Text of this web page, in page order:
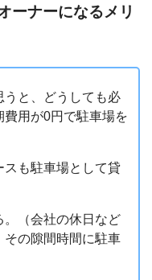
ーナーになるメリ
うと、どうしても必
用が0円で駐車場を
スも駐車場として貸
（会社の休日など
その隙間時間に駐車